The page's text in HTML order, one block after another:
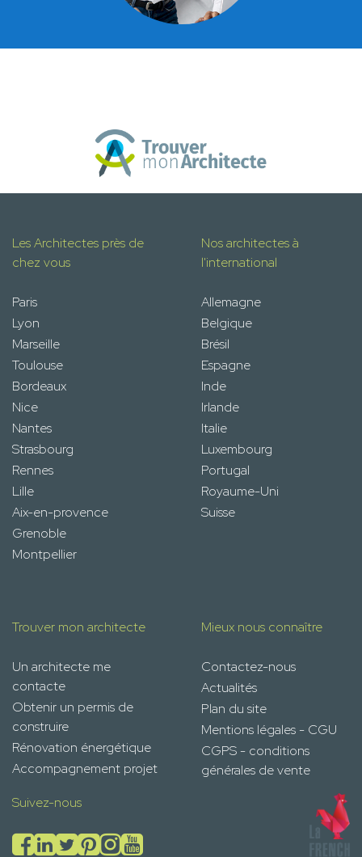
Les Architectes près de
chez vous
Paris
Lyon
Marseille
Toulouse
Bordeaux
Nice
Nantes
Strasbourg
Rennes
Lille
Aix-en-provence
Grenoble
Montpellier
Nos architectes à
l'international
Allemagne
Belgique
Brésil
Espagne
Inde
Irlande
Italie
Luxembourg
Portugal
Royaume-Uni
Suisse
Trouver mon architecte
Un architecte me
contacte
Obtenir un permis de
construire
Rénovation énergétique
Accompagnement projet
Mieux nous connaître
Contactez-nous
Actualités
Plan du site
Mentions légales - CGU
CGPS - conditions
générales de vente
Suivez-nous